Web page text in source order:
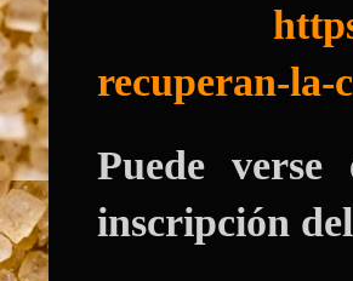
recuperan-la-
Puede verse
inscripción